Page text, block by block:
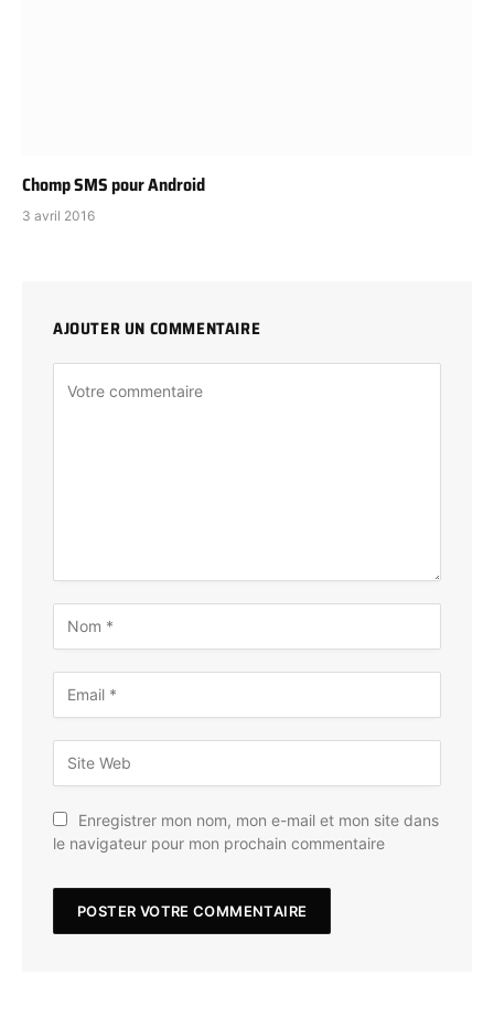
Chomp SMS pour Android
3 avril 2016
AJOUTER UN COMMENTAIRE
Enregistrer mon nom, mon e-mail et mon site dans
le navigateur pour mon prochain commentaire